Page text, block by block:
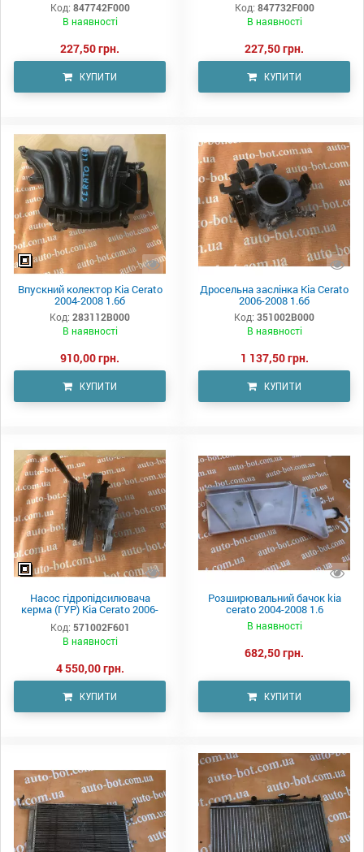
Код: 847742F000
В наявності
227,50 грн.
КУПИТИ
Код: 847732F000
В наявності
227,50 грн.
КУПИТИ
Впускний колектор Kia Cerato
2004-2008 1.6б
Код: 283112B000
В наявності
910,00 грн.
КУПИТИ
Дросельна заслінка Kia Cerato
2006-2008 1.6б
Код: 351002B000
В наявності
1 137,50 грн.
КУПИТИ
Насос гідропідсилювача
керма (ГУР) Kia Cerato 2006-
2008
Код: 571002F601
В наявності
4 550,00 грн.
КУПИТИ
Розширювальний бачок kia
cerato 2004-2008 1.6
В наявності
682,50 грн.
КУПИТИ